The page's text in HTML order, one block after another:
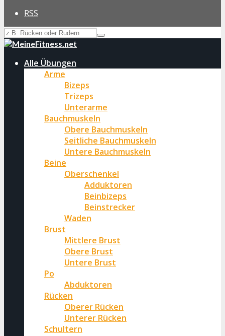
RSS
Alle Übungen
Arme
Bizeps
Trizeps
Unterarme
Bauchmuskeln
Obere Bauchmuskeln
Seitliche Bauchmuskeln
Untere Bauchmuskeln
Beine
Oberschenkel
Adduktoren
Beinbizeps
Beinstrecker
Waden
Brust
Mittlere Brust
Obere Brust
Untere Brust
Po
Abduktoren
Rücken
Oberer Rücken
Unterer Rücken
Schultern